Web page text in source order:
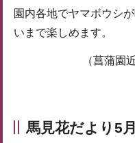
園内各地でヤマボウシ
いまで楽しめます。
（菖蒲園
馬見花だより5